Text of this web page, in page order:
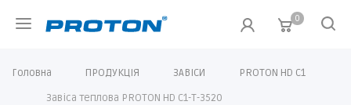
0
Головна ПРОДУКЦІЯ ЗАВІСИ
PROTON HD C1
Завіса теплова PROTON HD C1-T-3520